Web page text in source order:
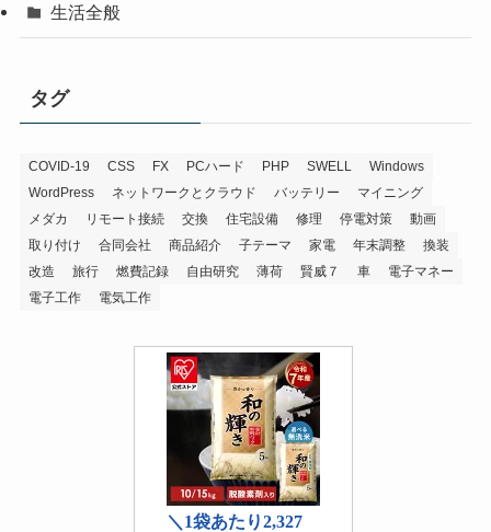
生活全般
タグ
COVID-19 CSS FX PCハード PHP SWELL
Windows
WordPress
ネットワークとクラウド バッテリー
マイニング
メダカ
リモート接続 交換 住宅設備 修理 停電対策
動画
取り付け
合同会社 商品紹介 子テーマ 家電 年末調整
換装
改造
旅行 燃費記録 自由研究 薄荷 賢威７ 車
電子マネー
電子工作
電気工作